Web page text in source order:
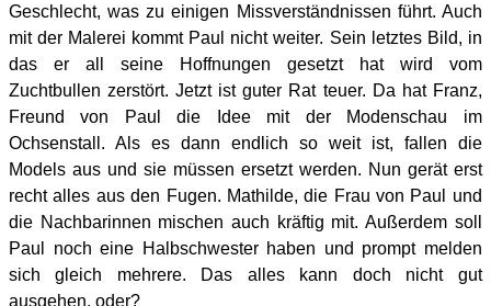
Geschlecht, was zu einigen Missverständnissen führt. Auch
mit der Malerei kommt Paul nicht weiter. Sein letztes Bild, in
das er all seine Hoffnungen gesetzt hat wird vom
Zuchtbullen zerstört. Jetzt ist guter Rat teuer. Da hat Franz,
Freund von Paul die Idee mit der Modenschau im
Ochsenstall. Als es dann endlich so weit ist, fallen die
Models aus und sie müssen ersetzt werden. Nun gerät erst
recht alles aus den Fugen. Mathilde, die Frau von Paul und
die Nachbarinnen mischen auch kräftig mit. Außerdem soll
Paul noch eine Halbschwester haben und prompt melden
sich gleich mehrere. Das alles kann doch nicht gut
ausgehen, oder?